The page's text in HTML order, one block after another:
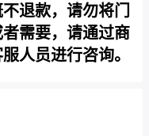
退款，请勿将门
需要，请通过商
人员进行咨询。